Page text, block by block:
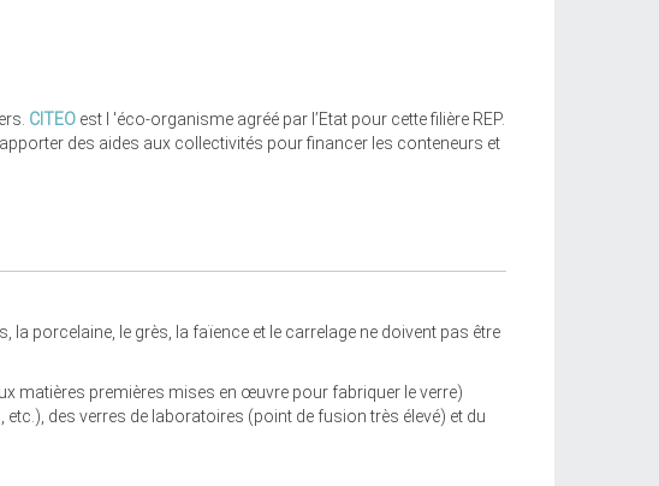
CITEO est l 'éco-organisme agréé par l’Etat pour cette filière REP.
des aides aux collectivités pour financer les conteneurs et
la porcelaine, le grès, la faïence et le carrelage ne doivent pas être
matières premières mises en œuvre pour fabriquer le verre)
des verres de laboratoires (point de fusion très élevé) et du